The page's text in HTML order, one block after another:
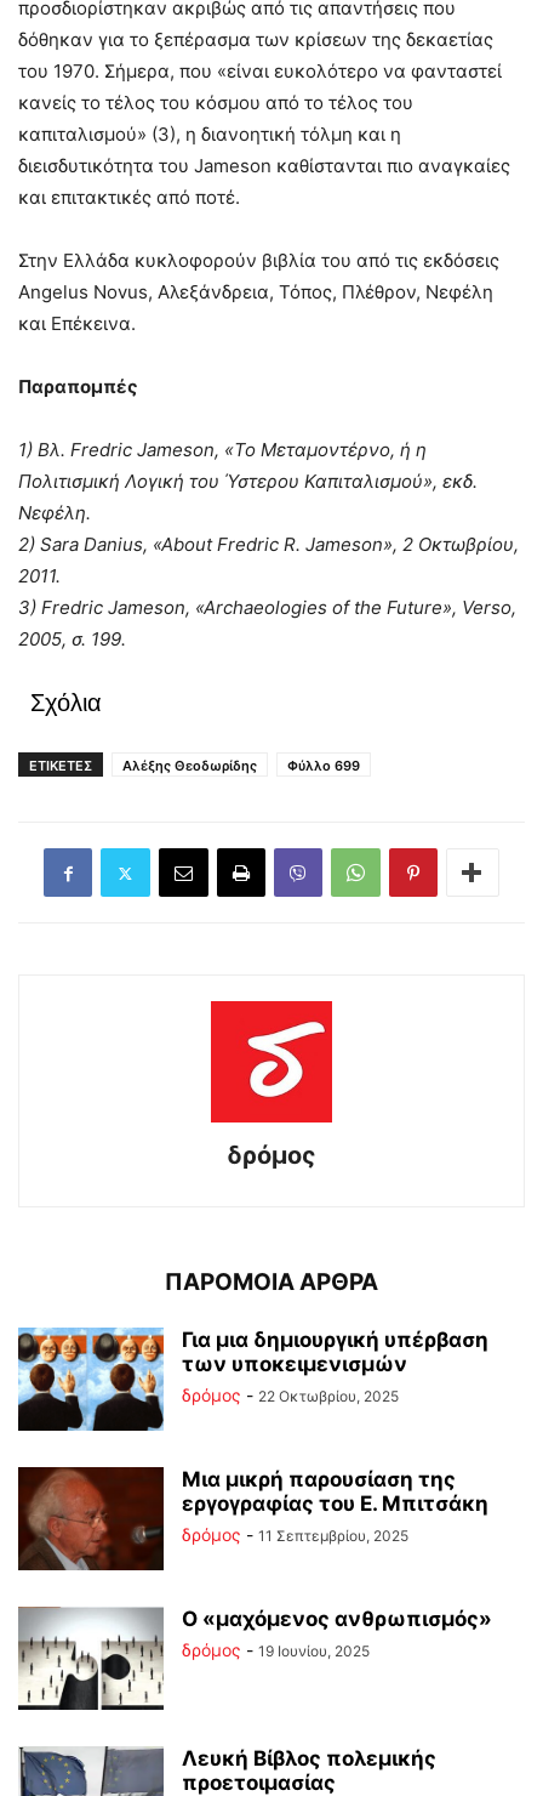
προσδιορίστηκαν ακριβώς από τις απαντήσεις που
δόθηκαν για το ξεπέρασμα των κρίσεων της δεκαετίας
του 1970. Σήμερα, που «είναι ευκολότερο να φανταστεί
κανείς το τέλος του κόσμου από το τέλος του
καπιταλισμού» (3), η διανοητική τόλμη και η
διεισδυτικότητα του Jameson καθίστανται πιο αναγκαίες
και επιτακτικές από ποτέ.
Στην Ελλάδα κυκλοφορούν βιβλία του από τις εκδόσεις
Angelus Novus, Αλεξάνδρεια, Τόπος, Πλέθρον, Νεφέλη
και Επέκεινα.
Παραπομπές
1) Βλ. Fredric Jameson, «Το Μεταμοντέρνο, ή η
Πολιτισμική Λογική του Ύστερου Καπιταλισμού», εκδ.
Νεφέλη.
2) Sara Danius, «About Fredric R. Jameson», 2 Οκτωβρίου,
2011.
3) Fredric Jameson, «Archaeologies of the Future», Verso,
2005, σ. 199.
Σχόλια
ΕΤΙΚΕΤΕΣ Αλέξης Θεοδωρίδης Φύλλο 699
δρόμος
ΠΑΡΟΜΟΙΑ ΑΡΘΡΑ
Για μια δημιουργική υπέρβαση
των υποκειμενισμών
δρόμος - 22 Οκτωβρίου, 2025
Μια μικρή παρουσίαση της
εργογραφίας του Ε. Μπιτσάκη
δρόμος - 11 Σεπτεμβρίου, 2025
Ο «μαχόμενος ανθρωπισμός»
δρόμος - 19 Ιουνίου, 2025
Λευκή Βίβλος πολεμικής
προετοιμασίας